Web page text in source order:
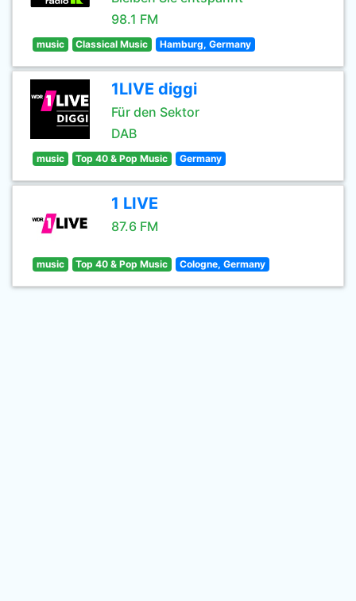
98.1 FM
music Classical Music Hamburg, Germany
1LIVE diggi
Für den Sektor
DAB
music Top 40 & Pop Music Germany
1 LIVE
87.6 FM
music Top 40 & Pop Music Cologne, Germany